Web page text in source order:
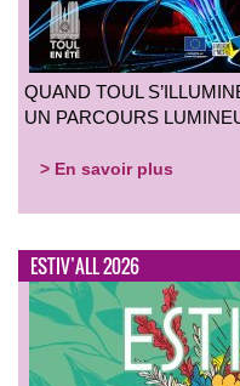
QUAND TOUL
UN PARCOURS
> En savoir plus
ESTIV’ALL 2026